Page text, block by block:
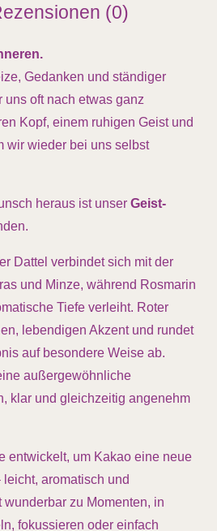
(0)
Gedanken und ständiger
oft nach etwas ganz
Kopf, einem ruhigen Geist und
wir wieder bei uns selbst
heraus ist unser Geist-
Dattel verbindet sich mit der
und Minze, während Rosmarin
Tiefe verleiht. Roter
lebendigen Akzent und rundet
auf besondere Weise ab.
außergewöhnliche
klar und gleichzeitig angenehm
entwickelt, um Kakao eine neue
aromatisch und
zu Momenten, in
fokussieren oder einfach